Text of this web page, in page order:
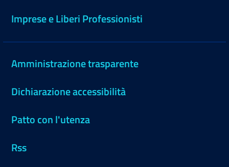
Imprese e Liberi Professionisti
Amministrazione trasparente
Dichiarazione accessibilità
Patto con l'utenza
Rss